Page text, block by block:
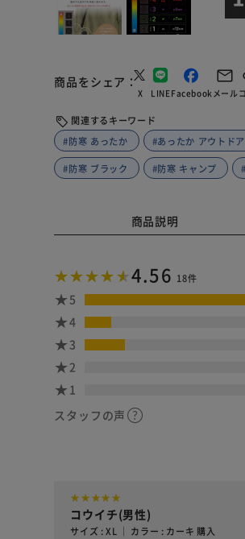
商品をシェア
X LINEFacebook メール
関連するキーワード
#防寒 あったか
#あったか アウトドア
#防寒 ブラック #防寒 キャンプ
商品説明
4.56 18件
5
4
3
2
1
スタッフの声
コウイチ(男性)
サイズ : XL ｜ カラー : カーキ 購入